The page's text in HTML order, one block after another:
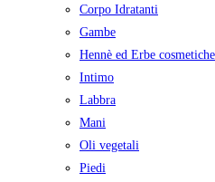
Corpo Idratanti
Gambe
Hennè ed Erbe cosmetiche
Intimo
Labbra
Mani
Oli vegetali
Piedi